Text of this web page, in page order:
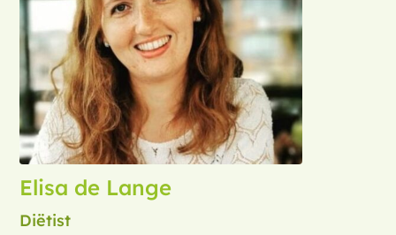
Elisa de Lange
Diëtist